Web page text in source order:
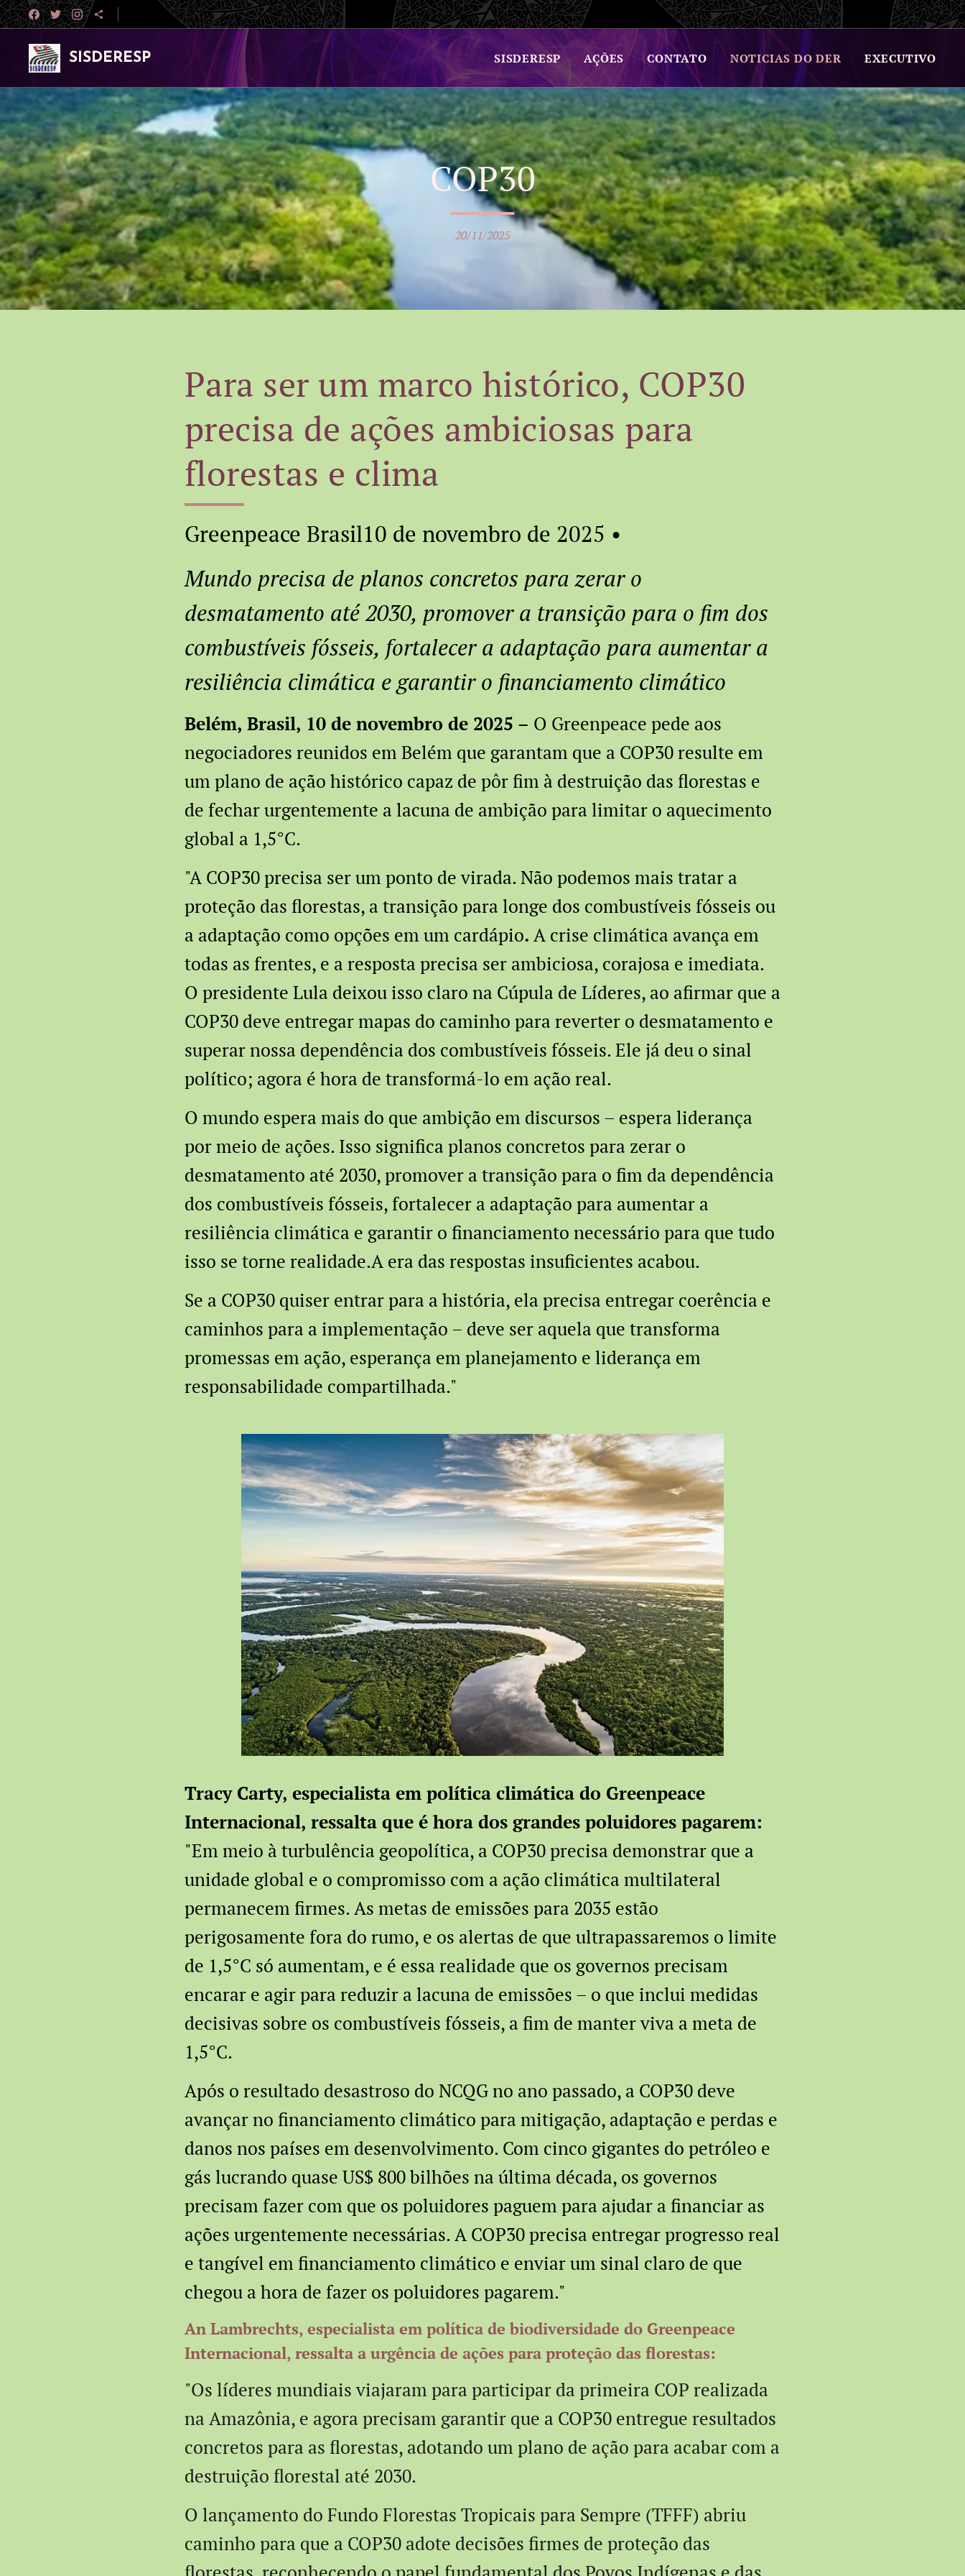
SISDERESP SISDERESP AÇÕES CONTATO NOTICIAS DO DER EXECUTIVO
COP30
20/11/2025
Para ser um marco histórico, COP30
precisa de ações ambiciosas para
florestas e clima
Greenpeace Brasil10 de novembro de 2025 •
Mundo precisa de planos concretos para zerar o
desmatamento até 2030, promover a transição para o fim dos
combustíveis fósseis, fortalecer a adaptação para aumentar a
resiliência climática e garantir o financiamento climático
Belém, Brasil, 10 de novembro de 2025 – O Greenpeace pede aos
negociadores reunidos em Belém que garantam que a COP30 resulte em
um plano de ação histórico capaz de pôr fim à destruição das florestas e
de fechar urgentemente a lacuna de ambição para limitar o aquecimento
global a 1,5°C.
"A COP30 precisa ser um ponto de virada. Não podemos mais tratar a
proteção das florestas, a transição para longe dos combustíveis fósseis ou
a adaptação como opções em um cardápio. A crise climática avança em
todas as frentes, e a resposta precisa ser ambiciosa, corajosa e imediata.
O presidente Lula deixou isso claro na Cúpula de Líderes, ao afirmar que a
COP30 deve entregar mapas do caminho para reverter o desmatamento e
superar nossa dependência dos combustíveis fósseis. Ele já deu o sinal
político; agora é hora de transformá-lo em ação real.
O mundo espera mais do que ambição em discursos – espera liderança
por meio de ações. Isso significa planos concretos para zerar o
desmatamento até 2030, promover a transição para o fim da dependência
dos combustíveis fósseis, fortalecer a adaptação para aumentar a
resiliência climática e garantir o financiamento necessário para que tudo
isso se torne realidade.A era das respostas insuficientes acabou.
Se a COP30 quiser entrar para a história, ela precisa entregar coerência e
caminhos para a implementação – deve ser aquela que transforma
promessas em ação, esperança em planejamento e liderança em
responsabilidade compartilhada."
Tracy Carty, especialista em política climática do Greenpeace
Internacional, ressalta que é hora dos grandes poluidores pagarem:
"Em meio à turbulência geopolítica, a COP30 precisa demonstrar que a
unidade global e o compromisso com a ação climática multilateral
permanecem firmes. As metas de emissões para 2035 estão
perigosamente fora do rumo, e os alertas de que ultrapassaremos o limite
de 1,5°C só aumentam, e é essa realidade que os governos precisam
encarar e agir para reduzir a lacuna de emissões – o que inclui medidas
decisivas sobre os combustíveis fósseis, a fim de manter viva a meta de
1,5°C.
Após o resultado desastroso do NCQG no ano passado, a COP30 deve
avançar no financiamento climático para mitigação, adaptação e perdas e
danos nos países em desenvolvimento. Com cinco gigantes do petróleo e
gás lucrando quase US$ 800 bilhões na última década, os governos
precisam fazer com que os poluidores paguem para ajudar a financiar as
ações urgentemente necessárias. A COP30 precisa entregar progresso real
e tangível em financiamento climático e enviar um sinal claro de que
chegou a hora de fazer os poluidores pagarem."
An Lambrechts, especialista em política de biodiversidade do Greenpeace
Internacional, ressalta a urgência de ações para proteção das florestas:
"Os líderes mundiais viajaram para participar da primeira COP realizada
na Amazônia, e agora precisam garantir que a COP30 entregue resultados
concretos para as florestas, adotando um plano de ação para acabar com a
destruição florestal até 2030.
O lançamento do Fundo Florestas Tropicais para Sempre (TFFF) abriu
caminho para que a COP30 adote decisões firmes de proteção das